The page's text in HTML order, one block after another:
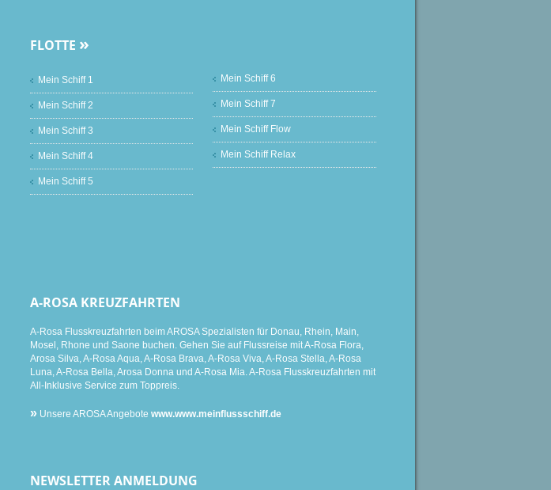
FLOTTE »
Mein Schiff 1
Mein Schiff 2
Mein Schiff 3
Mein Schiff 4
Mein Schiff 5
Mein Schiff 6
Mein Schiff 7
Mein Schiff Flow
Mein Schiff Relax
A-ROSA KREUZFAHRTEN
A-Rosa Flusskreuzfahrten beim AROSA Spezialisten für Donau, Rhein, Main,
Mosel, Rhone und Saone buchen. Gehen Sie auf Flussreise mit A-Rosa Flora,
Arosa Silva, A-Rosa Aqua, A-Rosa Brava, A-Rosa Viva, A-Rosa Stella, A-Rosa
Luna, A-Rosa Bella, Arosa Donna und A-Rosa Mia. A-Rosa Flusskreuzfahrten mit
All-Inklusive Service zum Toppreis.
» Unsere AROSA Angebote www.www.meinflussschiff.de
NEWSLETTER ANMELDUNG